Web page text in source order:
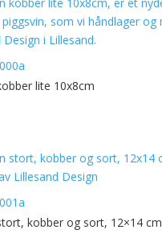
lite 10x8cm
kobber og sort, 12×14 cm